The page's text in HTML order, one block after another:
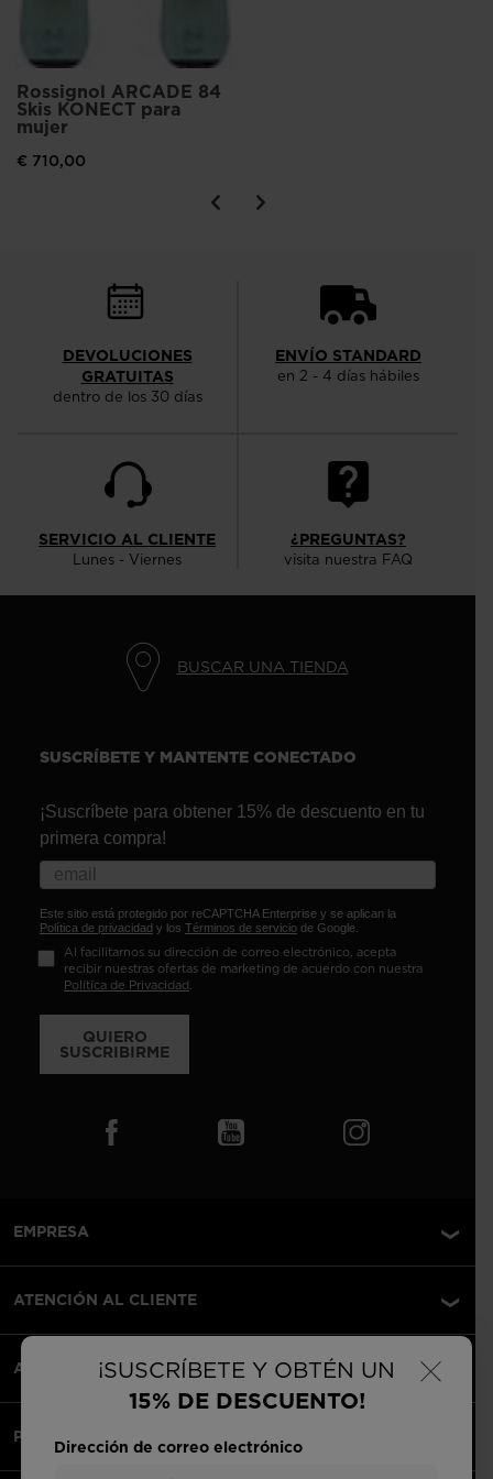
×
¡SUSCRÍBETE Y OBTÉN UN
15% DE DESCUENTO!
Dirección de correo electrónico
Rossignol ARCADE 84
Skis KONECT para
mujer
€ 710,00
DEVOLUCIONES
GRATUITAS
dentro de los 30 días
ENVÍO STANDARD
en 2 - 4 días hábiles
SERVICIO AL CLIENTE
Lunes - Viernes
¿PREGUNTAS?
visita nuestra FAQ
BUSCAR UNA TIENDA
SUSCRÍBETE Y MANTENTE CONECTADO
¡Suscríbete para obtener 15% de descuento en tu
primera compra!
Este sitio está protegido por reCAPTCHA Enterprise y se aplican la
Política de privacidad y los Términos de servicio de Google.
Al facilitarnos su dirección de correo electrónico, acepta
recibir nuestras ofertas de marketing de acuerdo con nuestra
Política de Privacidad.
QUIERO
SUSCRIBIRME
EMPRESA
ATENCIÓN AL CLIENTE
AVISOS LEGALES
PAGOS ACEPTADOS